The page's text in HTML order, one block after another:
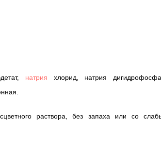
натрия хлорид, натрия
раствора, без запаха или со